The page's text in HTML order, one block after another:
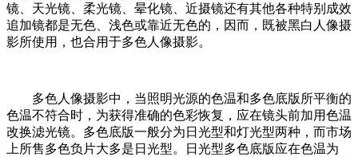
镜、天光镜、柔光镜、晕化镜、近摄镜还有其他各种特别成效
追加镜都是无色、浅色或靠近无色的，因而，既被黑白人像摄
影所使用，也合用于多色人像摄影。
多色人像摄影中，当照明光源的色温和多色底版所平衡的
色温不符合时，为获得准确的色彩恢复，应在镜头前加用色温
改换滤光镜。多色底版一般分为日光型和灯光型两种，而市场
上所售多色负片大多是日光型。日光型多色底版应在色温为